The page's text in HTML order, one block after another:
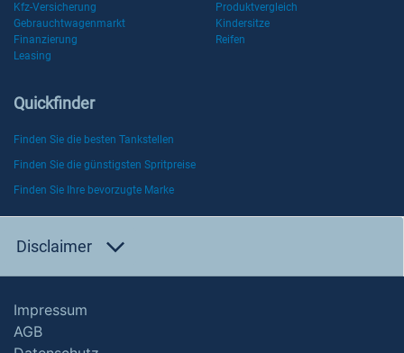
Kfz-Versicherung
Produktvergleich
Gebrauchtwagenmarkt
Kindersitze
Finanzierung
Reifen
Leasing
Quickfinder
Finden Sie die besten Tankstellen
Finden Sie die günstigsten Spritpreise
Finden Sie Ihre bevorzugte Marke
Disclaimer
Impressum
AGB